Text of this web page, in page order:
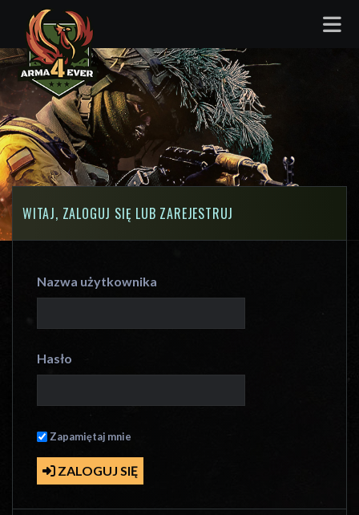
WITAJ, ZALOGUJ SIĘ LUB ZAREJESTRUJ
Nazwa użytkownika
Hasło
Zapamiętaj mnie
ZALOGUJ SIĘ